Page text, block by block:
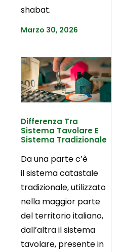
shabat.
Marzo 30, 2026
Differenza Tra
Sistema Tavolare E
Sistema Tradizionale
Da una parte c’è
il sistema catastale
tradizionale, utilizzato
nella maggior parte
del territorio italiano,
dall’altra il sistema
tavolare, presente in